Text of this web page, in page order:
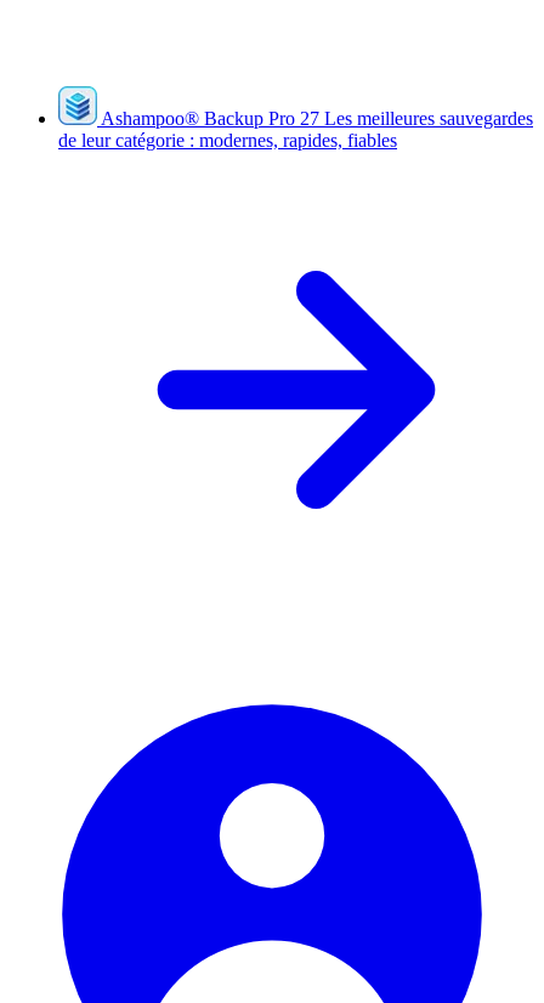
Ashampoo® Backup Pro 27 Les meilleures sauvegardes
de leur catégorie : modernes, rapides, fiables